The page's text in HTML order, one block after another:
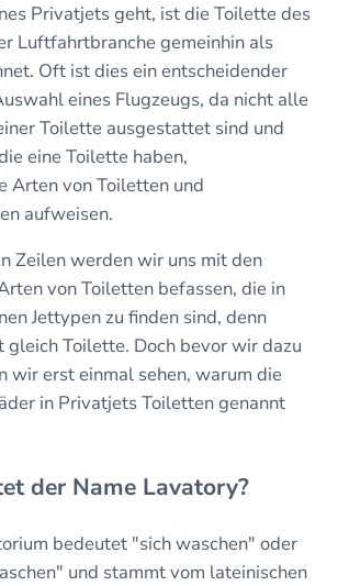
Privatjets geht, ist die Toilette des
Luftfahrtbranche gemeinhin als
Oft ist dies ein entscheidender
eines Flugzeugs, da nicht alle
Toilette ausgestattet sind und
eine Toilette haben,
Arten von Toiletten und
aufweisen.
Zeilen werden wir uns mit den
von Toiletten befassen, die in
Jettypen zu finden sind, denn
gleich Toilette. Doch bevor wir dazu
wir erst einmal sehen, warum die
in Privatjets Toiletten genannt
der Name Lavatory?
bedeutet "sich waschen" oder
und stammt vom lateinischen